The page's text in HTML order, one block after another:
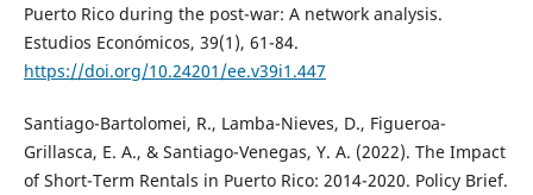
Puerto Rico during the post-war: A network analysis.
Estudios Económicos, 39(1), 61-84.
https://doi.org/10.24201/ee.v39i1.447
Santiago-Bartolomei, R., Lamba-Nieves, D., Figueroa-
Grillasca, E. A., & Santiago-Venegas, Y. A. (2022). The Impact
of Short-Term Rentals in Puerto Rico: 2014-2020. Policy Brief.